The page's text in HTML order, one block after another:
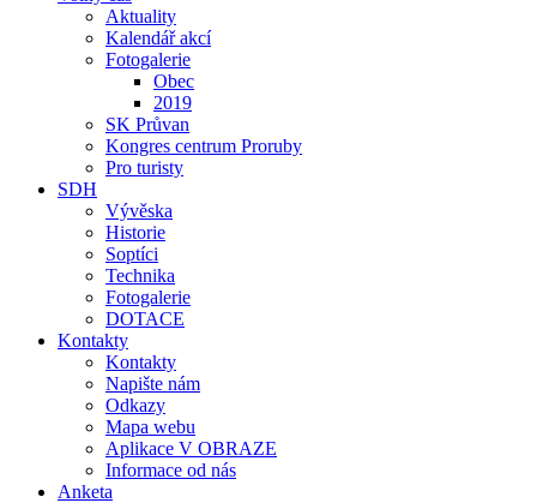
Aktuality
Kalendář akcí
Fotogalerie
Obec
2019
SK Průvan
Kongres centrum Proruby
Pro turisty
SDH
Vývěska
Historie
Soptíci
Technika
Fotogalerie
DOTACE
Kontakty
Kontakty
Napište nám
Odkazy
Mapa webu
Aplikace V OBRAZE
Informace od nás
Anketa